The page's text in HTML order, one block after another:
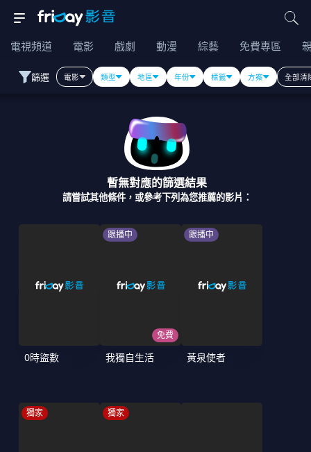
電視頻道 電影 戲劇 動漫 綜藝 免費專區
篩選 電影 類型 地區 年份 標籤 方案 全部清
暫無對應的篩選結果
請嘗試其他條件，或參考下列為您推薦的影片：
0時盜數
跟播中
免費
我獨自生活
跟播中
黃泉使者
獨家 獨家